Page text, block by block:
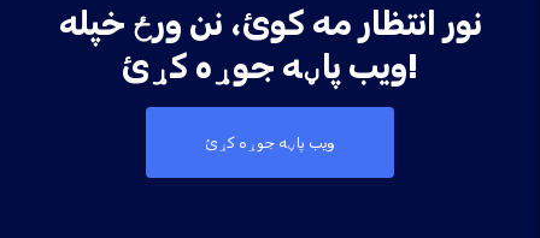
نور انتظار مه کوئ، نن ورځ خپله
ویب پاڼه جوړه کړئ!
ویب پاڼه جوړه کړئ